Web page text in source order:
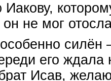
Иакову,
не мог
его ждала
Исав,